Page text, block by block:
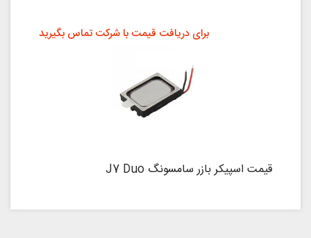
قیمت اسپیکر بازر سامسونگ J7 Duo
برای دریافت قیمت با شرکت تماس بگیرید